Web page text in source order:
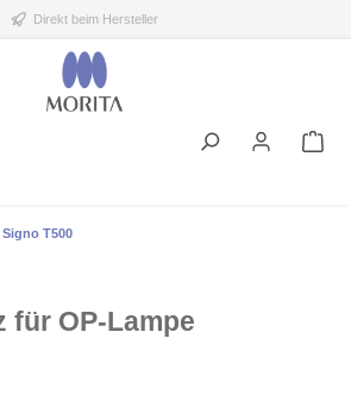
Direkt beim Hersteller
Signo T500
für OP-Lampe